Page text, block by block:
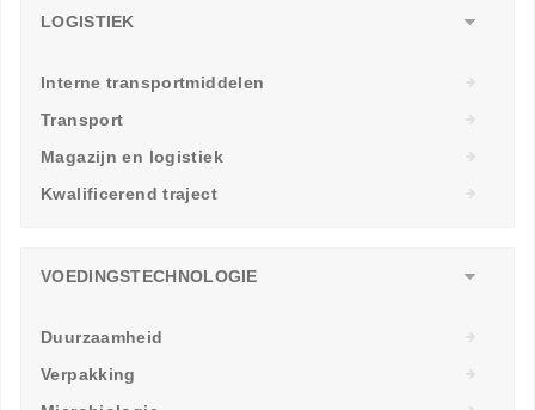
LOGISTIEK
Interne transportmiddelen
Transport
Magazijn en logistiek
Kwalificerend traject
VOEDINGSTECHNOLOGIE
Duurzaamheid
Verpakking